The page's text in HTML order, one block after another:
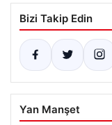
Bizi Takip Edin
Yan Manşet